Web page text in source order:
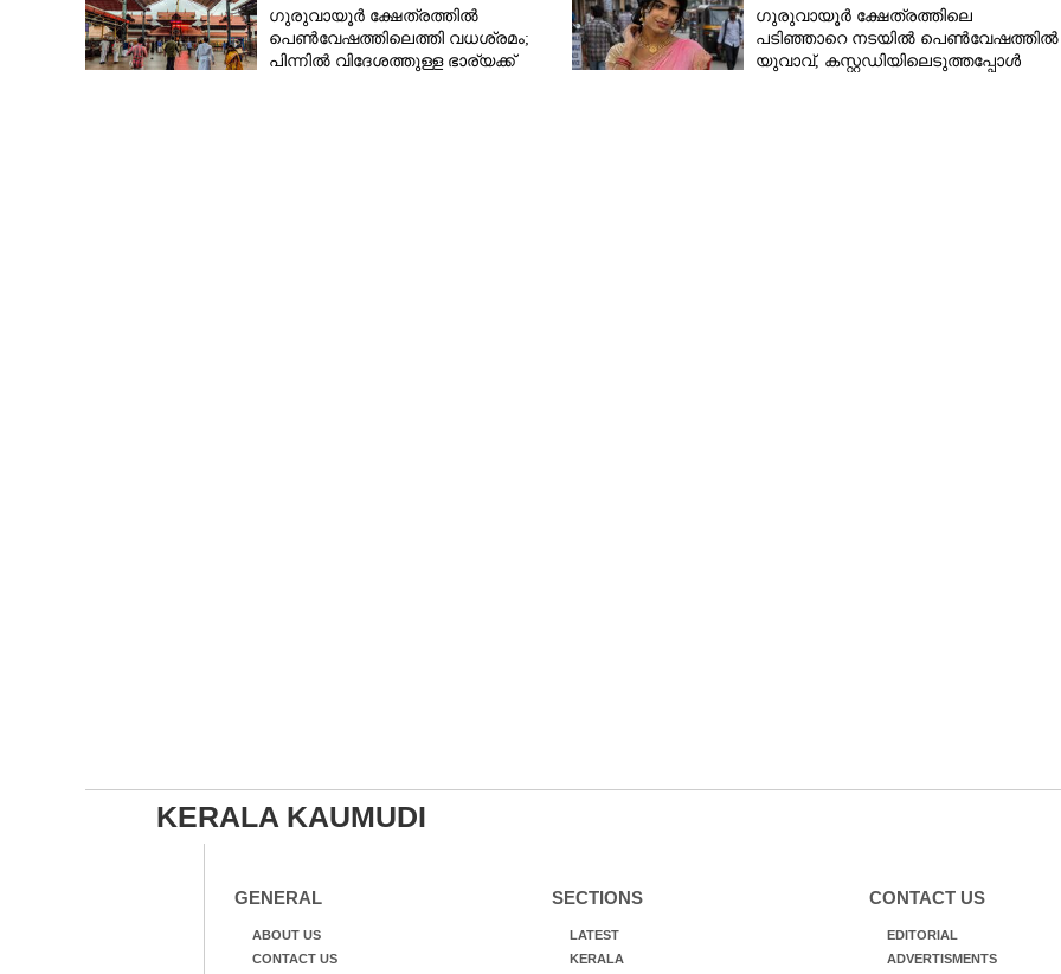
ഗുരുവായൂർ ക്ഷേത്രത്തിൽ
പെൺവേഷത്തിലെത്തി വധശ്രമം;
പിന്നിൽ വിദേശത്തുള്ള ഭാര്യക്ക്
ഗുരുവായൂർ ക്ഷേത്രത്തിലെ
പടിഞ്ഞാറെ നടയിൽ പെൺവേഷത്തിൽ
യുവാവ്,​ കസ്റ്റഡിയിലെടുത്തപ്പോൾ
KERALA KAUMUDI
GENERAL
ABOUT US
CONTACT US
SECTIONS
LATEST
KERALA
CONTACT US
EDITORIAL
ADVERTISMENTS